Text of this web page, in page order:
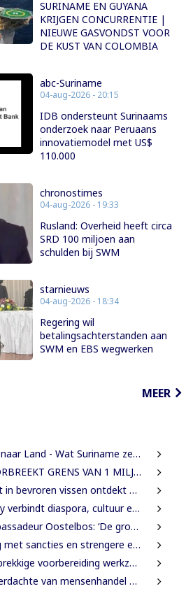
SURINAME EN GUYANA
KRIJGEN CONCURRENTIE |
NIEUWE GASVONDST VOOR
DE KUST VAN COLOMBIA
abc-Suriname
04-aug-2026 - 20:15
IDB ondersteunt Surinaams
onderzoek naar Peruaans
innovatiemodel met US$
110.000
chronostimes
04-aug-2026 - 19:33
Rusland: Overheid heeft circa
SRD 100 miljoen aan
schulden bij SWM
starnieuws
04-aug-2026 - 18:34
Regering wil
betalingsachterstanden aan
SWM en EBS wegwerken
MEER
zelf moet weten over de Nieuwe Raffinaderij en Gas-to-Shore
IN BLOK 52 | WAT BETEKENT DEZE MIJLPAAL VOOR DE SURINAAMSE ECONOMIE?
vissen ontdekt bij douanecontrole
cultuur en ondernemerschap in New York
‘De grootste rijkdom van Suriname zijn de mensen’
strengere exportregels in handelsconflict met VS
werkzaamheden Domineestraat
mensenhandel uitgeleverd door Guyana